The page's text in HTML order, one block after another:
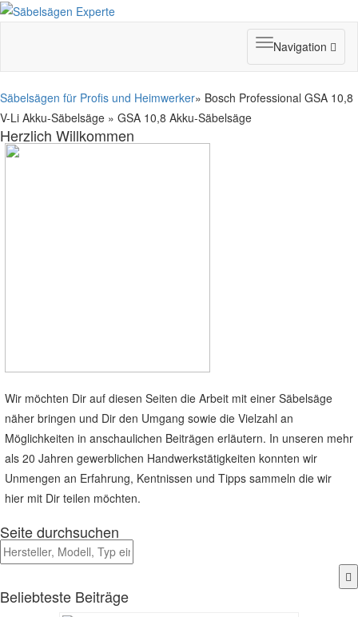
Toggle
navigation
Navigation
Säbelsägen für Profis und Heimwerker» Bosch Professional GSA 10,8
V-Li Akku-Säbelsäge » GSA 10,8 Akku-Säbelsäge
Herzlich Willkommen
Wir möchten Dir auf diesen Seiten die Arbeit mit einer Säbelsäge
näher bringen und Dir den Umgang sowie die Vielzahl an
Möglichkeiten in anschaulichen Beiträgen erläutern. In unseren mehr
als 20 Jahren gewerblichen Handwerkstätigkeiten konnten wir
Unmengen an Erfahrung, Kentnissen und Tipps sammeln die wir
hier mit Dir teilen möchten.
Seite durchsuchen
Beliebteste Beiträge